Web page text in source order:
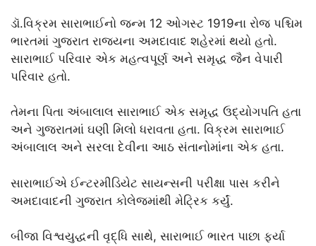
ડૉ.વિક્રમ સારાભાઈનો જન્મ 12 ઓગસ્ટ 1919ના રોજ પશ્ચિમ
ભારતમાં ગુજરાત રાજ્યના અમદાવાદ શહેરમાં થયો હતો.
સારાભાઈ પરિવાર એક મહત્વપૂર્ણ અને સમૃદ્ધ જૈન વેપારી
પરિવાર હતો.
તેમના પિતા અંબાલાલ સારાભાઈ એક સમૃદ્ધ ઉદ્યોગપતિ હતા
અને ગુજરાતમાં ઘણી મિલો ધરાવતા હતા. વિક્રમ સારાભાઈ
અંબાલાલ અને સરલા દેવીના આઠ સંતાનોમાંના એક હતા.
સારાભાઈએ ઈન્ટરમીડિયેટ સાયન્સની પરીક્ષા પાસ કરીને
અમદાવાદની ગુજરાત કોલેજમાંથી મેટ્રિક કર્યું.
બીજા વિશ્વયુદ્ધની વૃદ્ધિ સાથે, સારાભાઈ ભારત પાછા ફર્યા